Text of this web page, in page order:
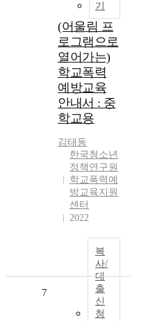
기
(어울림 프
로그램으로
열어가는)
학교폭력
예방교육
안내서 : 중
학교용
김태동
한국청소년
정책연구원
학교폭력예
방교육지원
센터
2022
복
사/
대
출
신
청
7